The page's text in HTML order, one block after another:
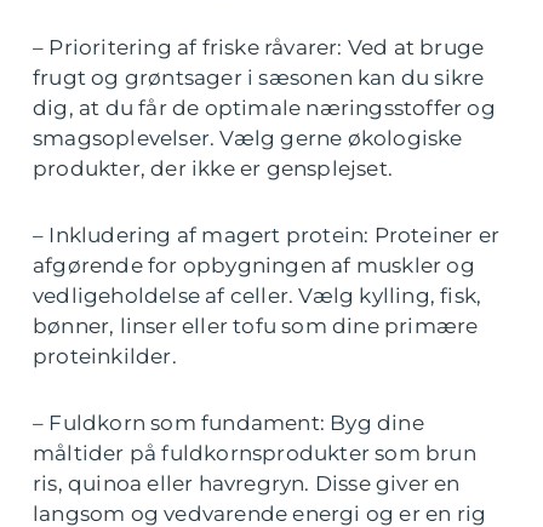
– Prioritering af friske råvarer: Ved at bruge
frugt og grøntsager i sæsonen kan du sikre
dig, at du får de optimale næringsstoffer og
smagsoplevelser. Vælg gerne økologiske
produkter, der ikke er gensplejset.
– Inkludering af magert protein: Proteiner er
afgørende for opbygningen af muskler og
vedligeholdelse af celler. Vælg kylling, fisk,
bønner, linser eller tofu som dine primære
proteinkilder.
– Fuldkorn som fundament: Byg dine
måltider på fuldkornsprodukter som brun
ris, quinoa eller havregryn. Disse giver en
langsom og vedvarende energi og er en rig